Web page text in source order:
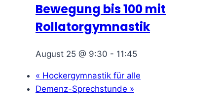
Bewegung bis 100 mit
Rollatorgymnastik
August 25 @ 9:30 - 11:45
« Hockergymnastik für alle
Demenz-Sprechstunde »